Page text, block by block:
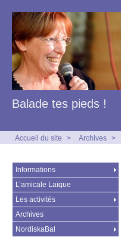
Balade tes pieds !
Accueil du site > Archives >
Informations
L’amicale Laïque
Les activités
Archives
NordiskaBal